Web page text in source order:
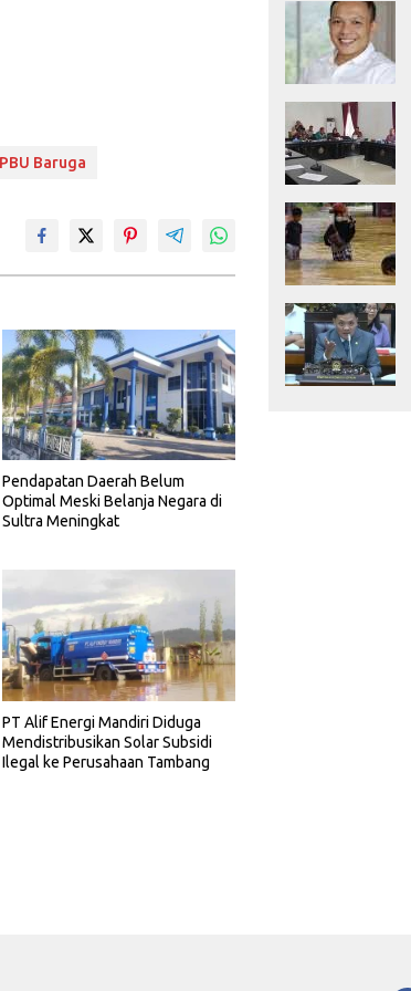
Baruga
Pendapatan Daerah Belum
Optimal Meski Belanja Negara di
Sultra Meningkat
PT Alif Energi Mandiri Diduga
Mendistribusikan Solar Subsidi
Ilegal ke Perusahaan Tambang